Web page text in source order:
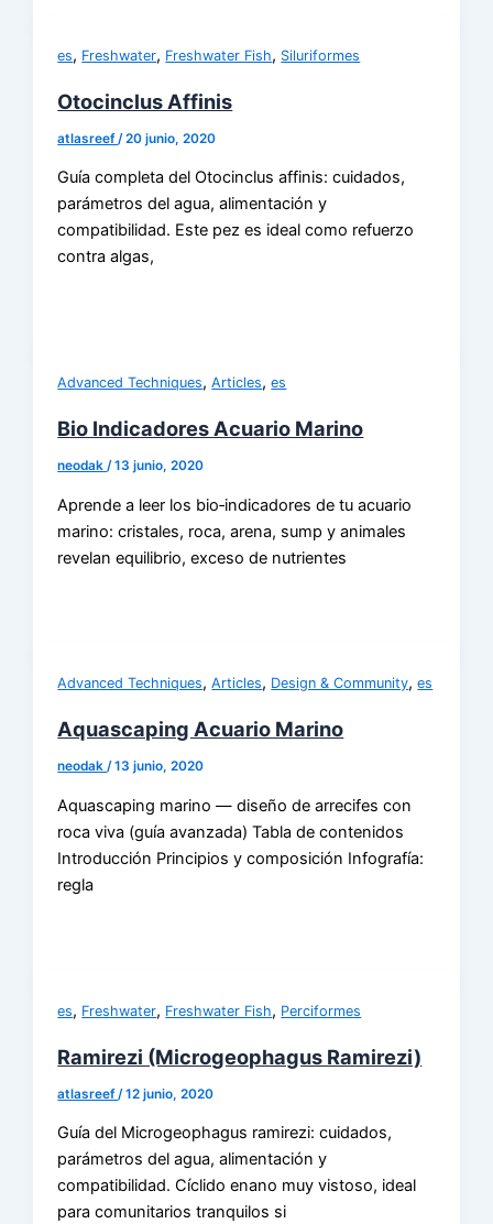
es, Freshwater, Freshwater Fish, Siluriformes
Otocinclus Affinis
atlasreef/20 junio, 2020
Guía completa del Otocinclus affinis: cuidados,
parámetros del agua, alimentación y
compatibilidad. Este pez es ideal como refuerzo
contra algas,
Advanced Techniques,Articles,es
Bio Indicadores Acuario Marino
neodak/13 junio, 2020
Aprende a leer los bio‑indicadores de tu acuario
marino: cristales, roca, arena, sump y animales
revelan equilibrio, exceso de nutrientes
Advanced Techniques,Articles, Design & Community,es
Aquascaping Acuario Marino
neodak/13 junio, 2020
Aquascaping marino — diseño de arrecifes con
roca viva (guía avanzada) Tabla de contenidos
Introducción Principios y composición Infografía:
regla
es, Freshwater, Freshwater Fish, Perciformes
Ramirezi (Microgeophagus Ramirezi)
atlasreef /12 junio, 2020
Guía del Microgeophagus ramirezi: cuidados,
parámetros del agua, alimentación y
compatibilidad. Cíclido enano muy vistoso, ideal
para comunitarios tranquilos si